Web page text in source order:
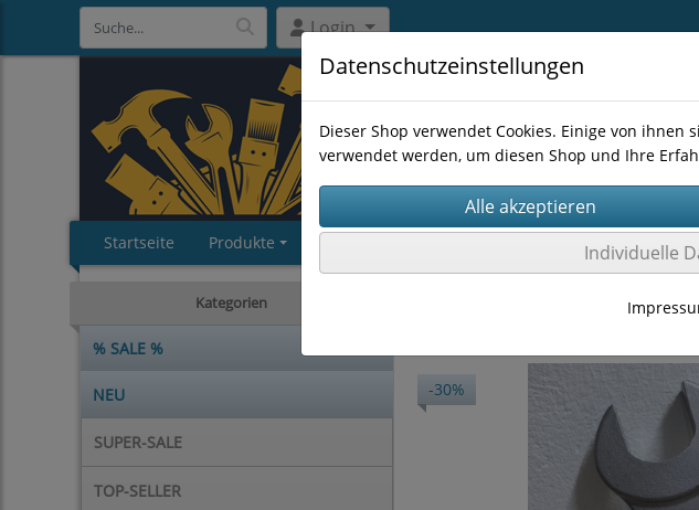
Login
Startseite Produkte
Kategorien
% SALE %
NEU
SUPER-SALE
TOP-SELLER
-30%
Datenschutzeinstellungen
Dieser Shop verwendet Cookies. Einige von
verwendet werden, um diesen Shop und Ihre
Individuelle